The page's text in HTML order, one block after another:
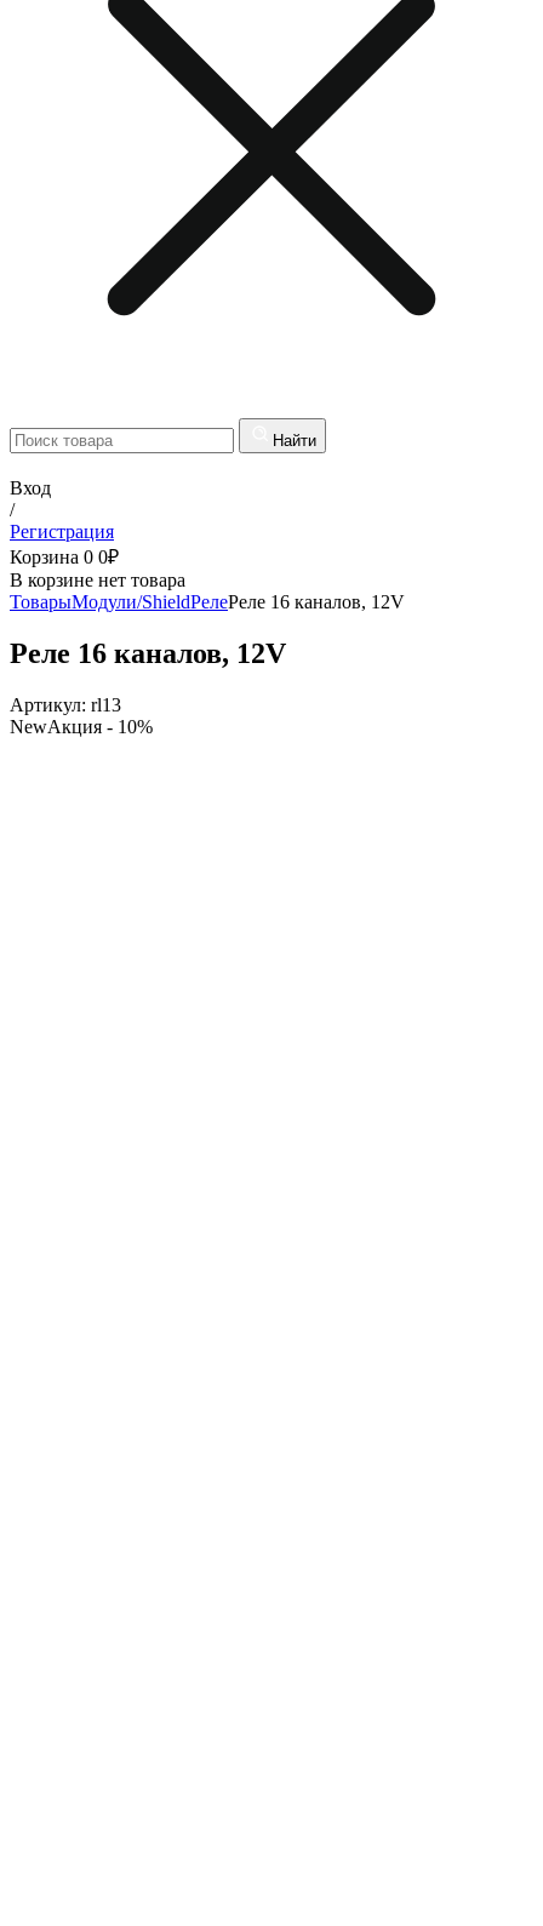
Найти
Вход
/
Регистрация
Корзина 0 0₽
В корзине нет товара
ТоварыМодули/ShieldРелеРеле 16 каналов, 12V
Реле 16 каналов, 12V
Артикул: rl13
NewАкция - 10%